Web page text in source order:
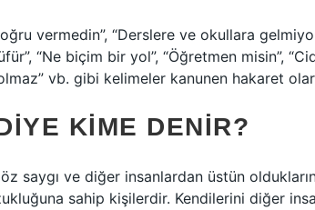
vermedin”, “Derslere ve okullara
“Ne biçim bir yol”, “Öğretmen misin”,
vb. gibi kelimeler kanunen hakaret
KIME DENIR?
saygı ve diğer insanlardan üstün
sahip kişilerdir. Kendilerini diğer